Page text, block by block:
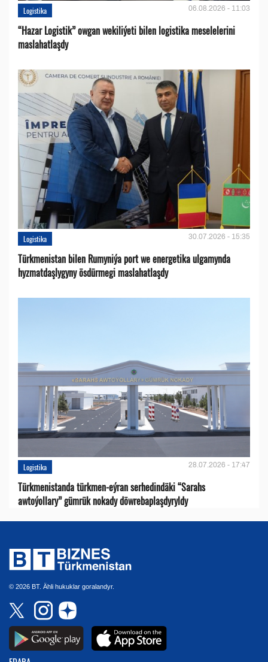
Logistika 06.08.2026 - 11:03
“Hazar Logistik” owgan wekiliýeti bilen logistika meselelerini
maslahatlaşdy
Logistika 30.07.2026 - 15:35
Türkmenistan bilen Rumyniýa port we energetika ulgamynda
hyzmatdaşlygyny ösdürmegi maslahatlaşdy
Logistika 28.07.2026 - 17:47
Türkmenistanda türkmen-eýran serhedindäki “Sarahs
awtoýollary” gümrük nokady döwrebaplaşdyryldy
© 2026 BT. Ähli hukuklar goralandyr.